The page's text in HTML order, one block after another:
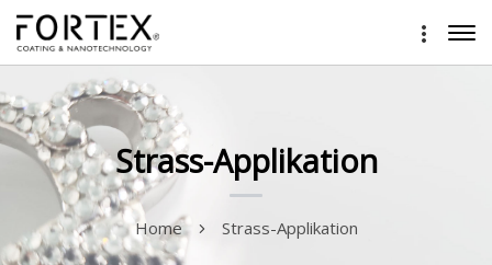
Strass-Applikation
Home Strass-Applikation